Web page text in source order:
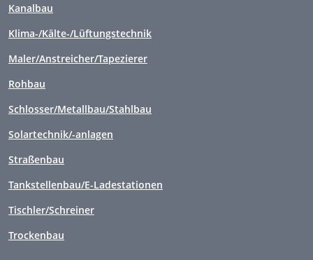
Kanalbau
Klima-/Kälte-/Lüftungstechnik
Maler/Anstreicher/Tapezierer
Rohbau
Schlosser/Metallbau/Stahlbau
Solartechnik/-anlagen
Straßenbau
Tankstellenbau/E-Ladestationen
Tischler/Schreiner
Trockenbau